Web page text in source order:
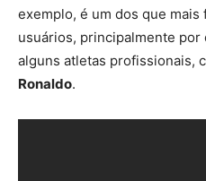
exemplo, é um dos que
usuários, principalmente
alguns atletas profissionais,
Ronaldo.